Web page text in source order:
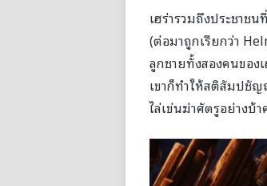
เฮร่ารวมถึงประชาช
(ต่อมาถูกเรียกว่า
ลูกชายทั้งสองคนของ
เขาก็ทำให้สติสัมปชัญ
ไล่เข่นฆ่าศัตรูอย่างบ้